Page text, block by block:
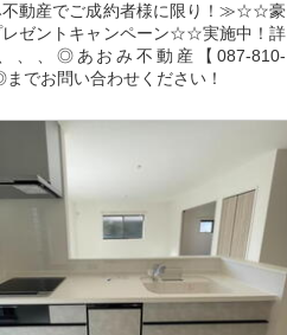
動産でご成約者様に限り！≫☆☆豪
レゼントキャンペーン☆☆実施中！詳
、、◎あおみ不動産【087-810-
でお問い合わせください！